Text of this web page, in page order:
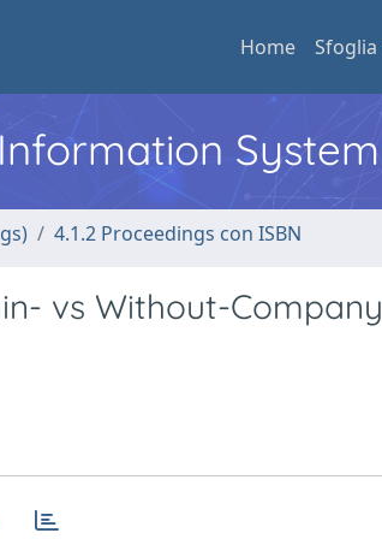
Home Sfoglia
System
4.1.2 Proceedings con ISBN
vs Without-Company